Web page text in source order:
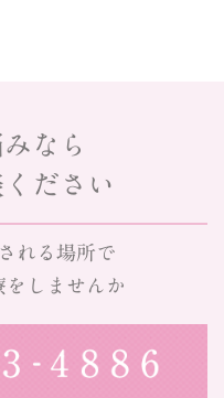
なら
ださい
れる場所で
をしませんか